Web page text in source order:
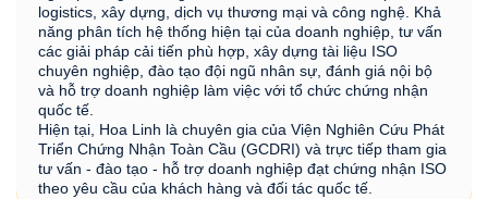
logistics, xây dựng, dịch vụ thương mại và công nghệ. Khả
năng phân tích hệ thống hiện tại của doanh nghiệp, tư vấn
các giải pháp cải tiến phù hợp, xây dựng tài liệu ISO
chuyên nghiệp, đào tạo đội ngũ nhân sự, đánh giá nội bộ
và hỗ trợ doanh nghiệp làm việc với tổ chức chứng nhận
quốc tế.
Hiện tại, Hoa Linh là chuyên gia của Viện Nghiên Cứu Phát
Triển Chứng Nhận Toàn Cầu (GCDRI) và trực tiếp tham gia
tư vấn - đào tạo - hỗ trợ doanh nghiệp đạt chứng nhận ISO
theo yêu cầu của khách hàng và đối tác quốc tế.